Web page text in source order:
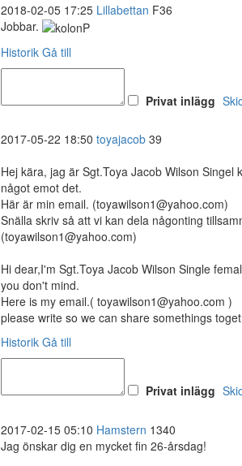
2018-02-05 17:25 Lillabettan F36
Jobbar.
Historik Gå till
Privat inlägg
2017-05-22 18:50 toyajacob 39
Hej kära, jag är Sgt.Toya Jacob Wilson
något emot det.
Här är min email. (toyawilson1@yahoo.com)
Snälla skriv så att vi kan dela någonting
(toyawilson1@yahoo.com)
Hi dear,I'm Sgt.Toya Jacob Wilson Single
you don't mind.
Here is my email.( toyawilson1@yahoo.com )
please write so we can share somethings
Historik Gå till
Privat inlägg
2017-02-15 05:10 Hamstern 1340
Jag önskar dig en mycket fin 26-årsdag!